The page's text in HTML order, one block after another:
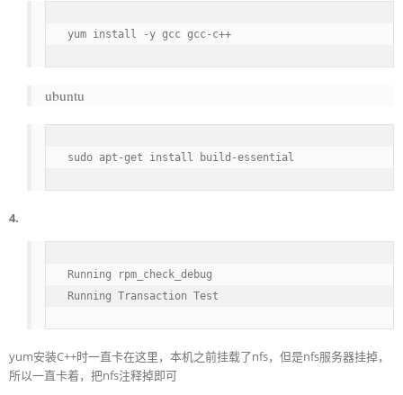
yum install -y gcc gcc-c++
ubuntu
sudo apt-get install build-essential
4.
Running rpm_check_debug
yum安装C++时一直卡在这里，本机之前挂载了nfs，但是nfs服务器挂掉，
所以一直卡着，把nfs注释掉即可